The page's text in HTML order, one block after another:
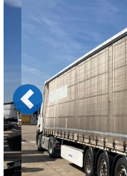
Previous